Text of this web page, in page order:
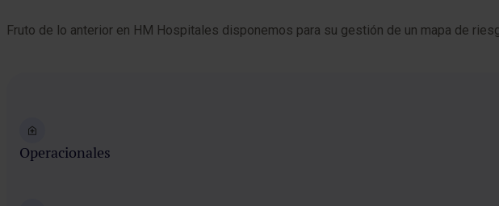
Fruto de lo anterior en HM Hospitales disponemos para su gestión de un mapa de
Operacionales